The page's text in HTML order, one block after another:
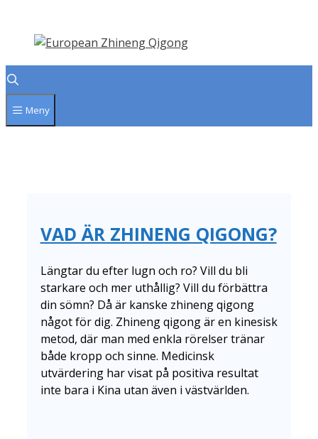
innehåll
Meny
VAD ÄR ZHINENG QIGONG?
Längtar du efter lugn och ro? Vill du bli
starkare och mer uthållig? Vill du förbättra
din sömn? Då är kanske zhineng qigong
något för dig. Zhineng qigong är en kinesisk
metod, där man med enkla rörelser tränar
både kropp och sinne. Medicinsk
utvärdering har visat på positiva resultat
inte bara i Kina utan även i västvärlden.